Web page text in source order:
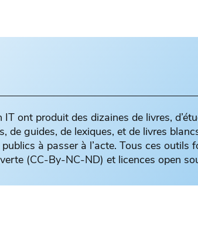
ont produit des dizaines de livres,
de guides, de lexiques, et de livres
à passer à l’acte. Tous ces outils
(CC-By-NC-ND) et licences open